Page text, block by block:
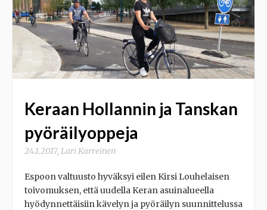
Keraan Hollannin ja Tanskan
pyöräilyoppeja
24.1.2017, Lari Karreinen
Espoon valtuusto hyväksyi eilen Kirsi Louhelaisen
toivomuksen, että uudella Keran asuinalueella
hyödynnettäisiin kävelyn ja pyöräilyn suunnittelussa